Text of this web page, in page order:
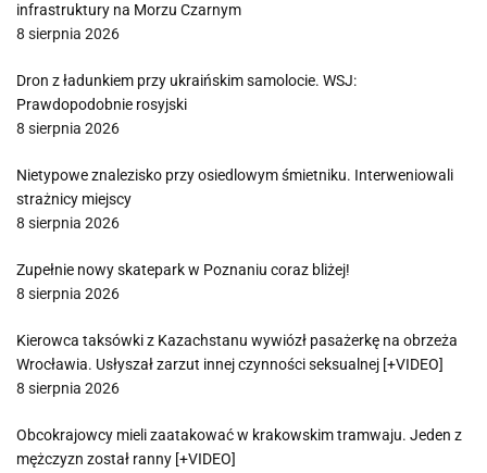
infrastruktury na Morzu Czarnym
8 sierpnia 2026
Dron z ładunkiem przy ukraińskim samolocie. WSJ:
Prawdopodobnie rosyjski
8 sierpnia 2026
Nietypowe znalezisko przy osiedlowym śmietniku. Interweniowali
strażnicy miejscy
8 sierpnia 2026
Zupełnie nowy skatepark w Poznaniu coraz bliżej!
8 sierpnia 2026
Kierowca taksówki z Kazachstanu wywiózł pasażerkę na obrzeża
Wrocławia. Usłyszał zarzut innej czynności seksualnej [+VIDEO]
8 sierpnia 2026
Obcokrajowcy mieli zaatakować w krakowskim tramwaju. Jeden z
mężczyzn został ranny [+VIDEO]